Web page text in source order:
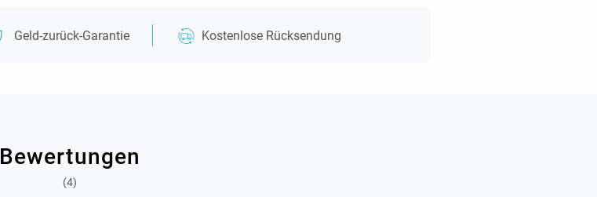
Geld-zurück-Garantie Kostenlose Rücksendung
Bewertungen
(4)